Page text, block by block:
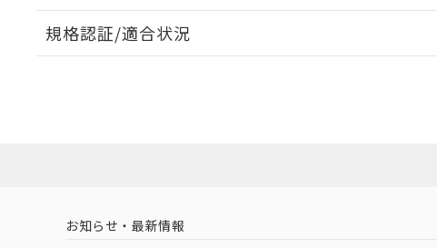
EU RoHS 注意事項・凡例
中国 RoHS 注意事項・凡例
規格認証/適合状況
（イギリス
（ノルウェー
お知らせ・最新情報